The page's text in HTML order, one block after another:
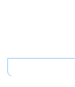
ได้ ก็ไม่สมควรมีสภ